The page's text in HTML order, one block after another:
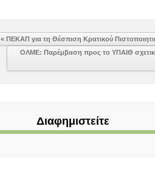
« ΠΕΚΑΠ για τη Θέσπιση Κρατικού
ΟΛΜΕ: Παρέμβαση προς το ΥΠΑΙΘ
Διαφημιστείτε